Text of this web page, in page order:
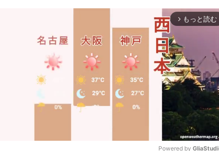
arrow_forward_ios もっと読む
Powered by